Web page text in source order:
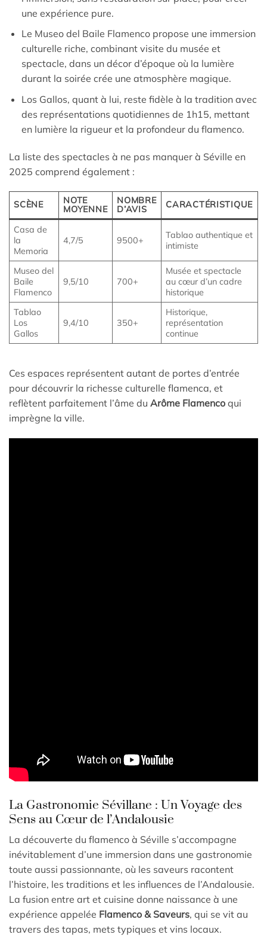
une expérience pure.
Le Museo del Baile Flamenco propose une immersion
culturelle riche, combinant visite du musée et
spectacle, dans un décor d’époque où la lumière
durant la soirée crée une atmosphère magique.
Los Gallos, quant à lui, reste fidèle à la tradition avec
des représentations quotidiennes de 1h15, mettant
en lumière la rigueur et la profondeur du flamenco.
La liste des spectacles à ne pas manquer à Séville en
2025 comprend également :
SCÈNE
NOTE
MOYENNE
NOMBRE
D’AVIS
CARACTÉRISTIQUE
Casa de
la
Memoria
4,7/5 9500+
Tablao authentique et
intimiste
Museo del
Baile
Flamenco
9,5/10 700+
Musée et spectacle
au cœur d’un cadre
historique
Tablao
Los
Gallos
9,4/10 350+
Historique,
représentation
continue
Ces espaces représentent autant de portes d’entrée
pour découvrir la richesse culturelle flamenca, et
reflètent parfaitement l’âme du Arôme Flamenco qui
imprègne la ville.
La Gastronomie Sévillane : Un Voyage des
Sens au Cœur de l’Andalousie
La découverte du flamenco à Séville s’accompagne
inévitablement d’une immersion dans une gastronomie
toute aussi passionnante, où les saveurs racontent
l’histoire, les traditions et les influences de l’Andalousie.
La fusion entre art et cuisine donne naissance à une
expérience appelée Flamenco & Saveurs, qui se vit au
travers des tapas, mets typiques et vins locaux.